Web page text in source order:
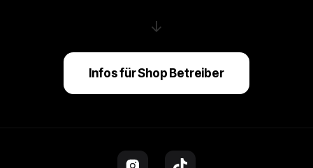
↓
Infos für Shop Betreiber